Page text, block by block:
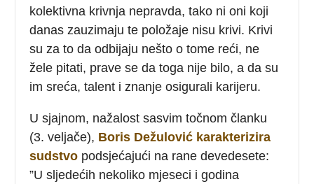
kolektivna krivnja nepravda, tako ni oni koji
danas zauzimaju te položaje nisu krivi. Krivi
su za to da odbijaju nešto o tome reći, ne
žele pitati, prave se da toga nije bilo, a da su
im sreća, talent i znanje osigurali karijeru.
U sjajnom, nažalost sasvim točnom članku
(3. veljače), Boris Dežulović karakterizira
sudstvo podsjećajući na rane devedesete:
”U sljedećih nekoliko mjeseci i godina